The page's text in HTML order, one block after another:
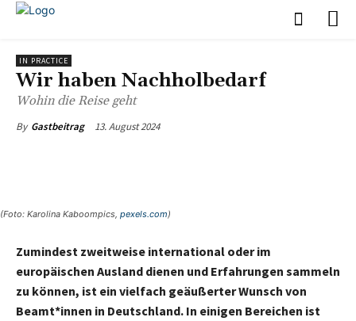
IN PRACTICE
Wir haben Nachholbedarf
Wohin die Reise geht
By Gastbeitrag 13. August 2024
(Foto: Karolina Kaboompics, pexels.com)
Zumindest zweitweise international oder im
europäischen Ausland dienen und Erfahrungen sammeln
zu können, ist ein vielfach geäußerter Wunsch von
Beamt*innen in Deutschland. In einigen Bereichen ist